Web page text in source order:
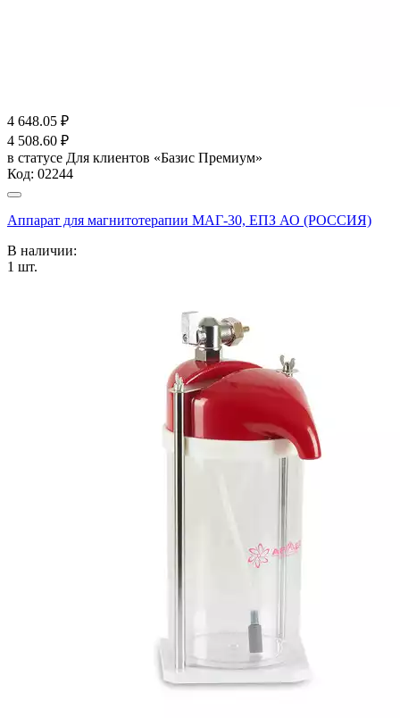
4 648.05 ₽
4 508.60 ₽
в статусе Для клиентов «Базис Премиум»
Код: 02244
Аппарат для магнитотерапии МАГ-30, ЕПЗ АО (РОССИЯ)
В наличии:
1 шт.